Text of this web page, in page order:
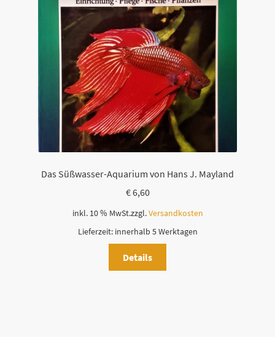
Das Süßwasser-Aquarium von Hans J. Mayland
€6,60
inkl. 10 % MwSt.zzgl.Versandkosten
Lieferzeit: innerhalb 5 Werktagen
Details